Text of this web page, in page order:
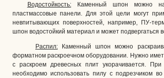
Водостойкость:Каменный шпон можно
пластмассовые панели. Для этой цели могут
невпитывающих поверхностей, например, ПУ-
шпон водостойкий материал и может подвергаться
Распил:Каменный шпон можно
форматном раскроечном оборудовании. Нужно
с раскроем древесных плит укорачивается.
необходимо использовать пилу с подрезчиком